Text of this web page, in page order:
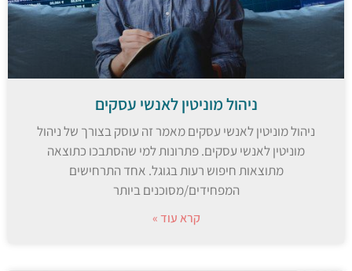
ניהול מוניטין לאנשי עסקים
ניהול מוניטין לאנשי עסקים מאמר זה עוסק בצורך של ניהול
מוניטין לאנשי עסקים. פתרונות למי שהסתבכו כתוצאה
מתוצאות חיפוש רעות בגוגל. אחד התרחישים
המפחידים/מסוכנים ביותר
קרא עוד »